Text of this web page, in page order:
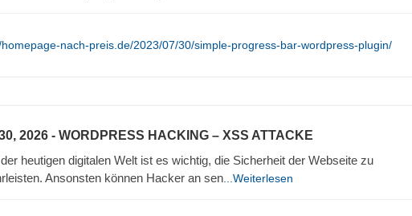
nach-preis.de/2023/07/30/simple-progress-bar-wordpress-plugin/
2026 - WORDPRESS HACKING – XSS ATTACKE
heutigen digitalen Welt ist es wichtig, die Sicherheit der Webseite zu
Ansonsten können Hacker an sen ...Weiterlesen